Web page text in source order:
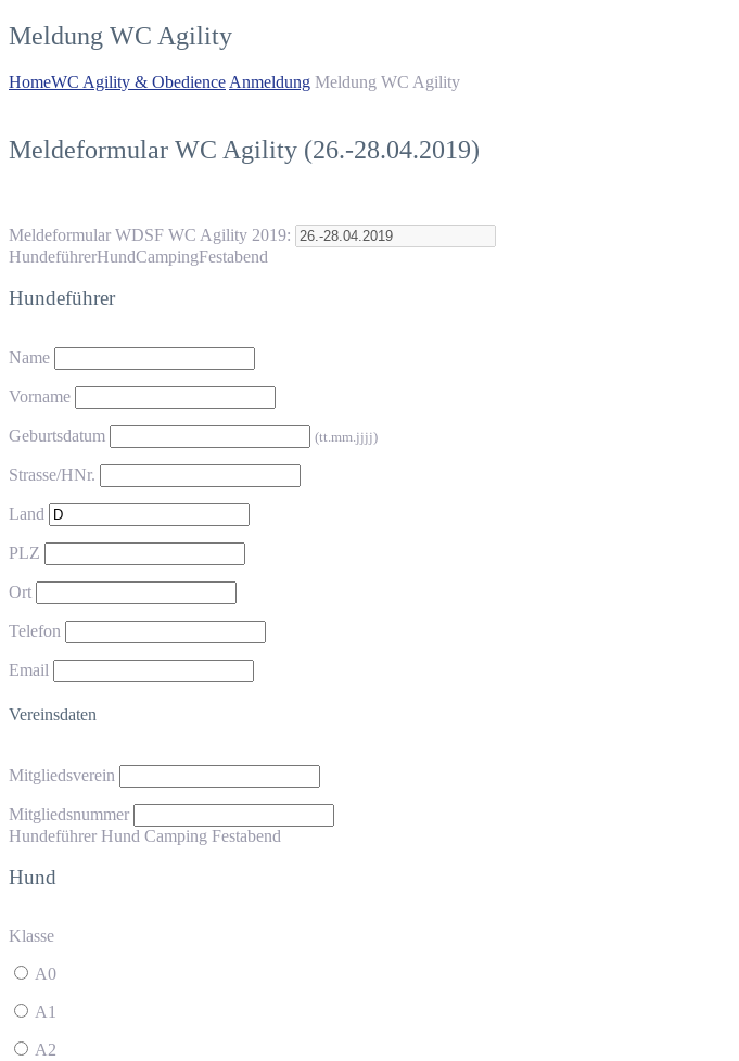
Meldung WC Agility
HomeWC Agility & Obedience Anmeldung Meldung WC Agility
Meldeformular WC Agility (26.-28.04.2019)
Meldeformular WDSF WC Agility 2019:
HundeführerHundCampingFestabend
Hundeführer
Name
Vorname
Geburtsdatum (tt.mm.jjjj)
Strasse/HNr.
Land
PLZ
Ort
Telefon
Email
Vereinsdaten
Mitgliedsverein
Mitgliedsnummer
Hundeführer Hund Camping Festabend
Hund
Klasse
A0
A1
A2